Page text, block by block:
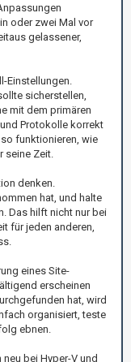
oder zwei Mal vor
gelassener,
Einstellungen.
sicherstellen,
mit dem primären
Protokolle korrekt
funktionieren, wie
seine Zeit.
denken.
hat, und halte
Das hilft nicht nur bei
für jeden anderen,
eines Site-
erscheinen
hat, wird
organisiert, teste
ebnen.
bei Hyper-V und